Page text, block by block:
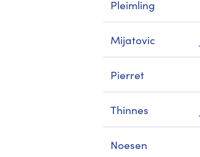
Pleimling
Mijatovic
Pierret
Thinnes
Noesen